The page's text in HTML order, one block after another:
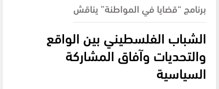
برنامج “قضايا في المواطنة” يناقش
الشباب الفلسطيني بين الواقع
والتحديات وآفاق المشاركة
السياسية